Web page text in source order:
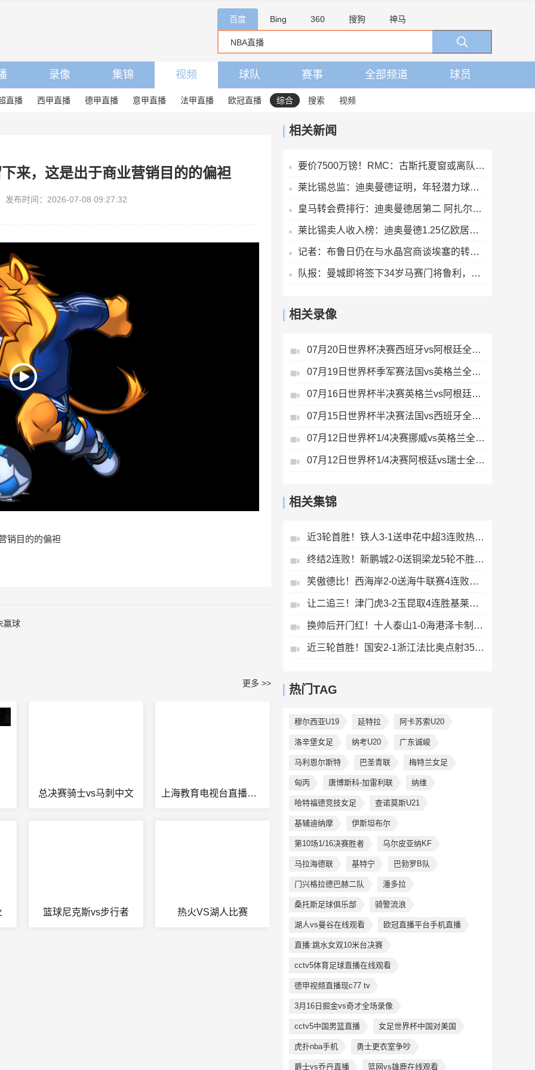
百度 Bing 360 搜狗 神马
录像 集锦 视频 球队 赛事 全部频道 球员
直播 西甲直播 德甲直播 意甲直播 法甲直播 欧冠直播 综合 搜索 视频
来，这是出于商业营销目的的偏袒
发布时间：2026-07-08 09:27:32
销目的的偏袒
赢球
更多 >>
总决赛骑士vs马刺中文 上海教育电视台直播在线观看高清
篮球尼克斯vs步行者 热火VS湖人比赛
相关新闻
要价7500万镑！RMC：古斯托夏窗或离队，曼城不愿满足切尔西要价
莱比锡总监：迪奥曼德证明，年轻潜力球员能在我们这得到巨大提升
皇马转会费排行：迪奥曼德居第二 阿扎尔第三 C罗第五 齐达内第七
莱比锡卖人收入榜：迪奥曼德1.25亿欧居首，舍什科索博奥尔莫在列
记者：布鲁日仍在与水晶宫商谈埃塞的转会交易
队报：曼城即将签下34岁马赛门将鲁利，转会费350万欧元
相关录像
07月20日世界杯决赛西班牙vs阿根廷全场录像
07月19日世界杯季军赛法国vs英格兰全场录像
07月16日世界杯半决赛英格兰vs阿根廷全场录像
07月15日世界杯半决赛法国vs西班牙全场录像
07月12日世界杯1/4决赛挪威vs英格兰全场录像
07月12日世界杯1/4决赛阿根廷vs瑞士全场录像
相关集锦
近3轮首胜！铁人3-1送申花中超3连败热菲尼奥双响邦本宜裕传射
终结2连败！新鹏城2-0送铜梁龙5轮不胜37岁姜至鹏破门韦斯利建功
笑傲德比！西海岸2-0送海牛联赛4连败海牛仍垫底西海岸升至第二
让二追三！津门虎3-2玉昆取4连胜基莱斯读秒绝杀萨尔瓦多破门
换帅后开门红！十人泰山1-0海港泽卡制胜于金永扑点海港三球被吹
近三轮首胜！国安2-1浙江法比奥点射35岁张稀哲制胜王钰栋送助攻
热门TAG
穆尔西亚U19 延特拉 阿卡苏索U20
洛辛堡女足 纳考U20 广东诚峻
马利恩尔斯特 巴圣青联 梅特兰女足
匈丙 唐博斯科-加雷利联 纳维
哈特福德竞技女足 查诺莫斯U21
基辅迪纳摩 伊斯坦布尔
第10场1/16决赛胜者 乌尔皮亚纳KF
马拉海德联 基特宁 巴勃罗B队
门兴格拉德巴赫二队 潘多拉
桑托斯足球俱乐部 骑警流浪
湖人vs曼谷在线观看 欧冠直播平台手机直播
直播:跳水女双10米台决赛
cctv5体育足球直播在线观看
德甲视频直播现c77 tv
3月16日掘金vs奇才全场录像
cctv5中国男篮直播 女足世界杯中国对美国
虎扑nba手机 勇士更衣室争吵
爵士vs乔丹直播 篮网vs雄鹿在线观看